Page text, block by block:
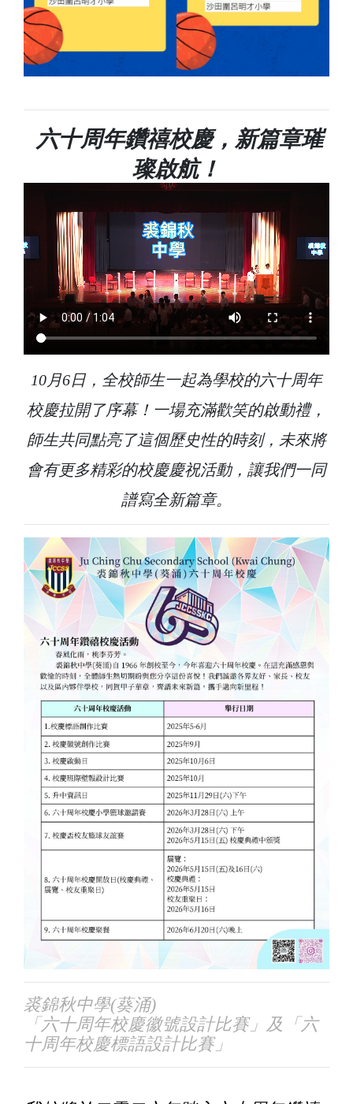
六十周年鑽禧校慶，新篇章璀
璨啟航！
10月6日，全校師生一起為學校的六十周年
校慶拉開了序幕！一場充滿歡笑的啟動禮，
師生共同點亮了這個歷史性的時刻，未來將
會有更多精彩的校慶慶祝活動，讓我們一同
譜寫全新篇章。
裘錦秋中學(葵涌)
「六十周年校慶徽號設計比賽」及「六
十周年校慶標語設計比賽」